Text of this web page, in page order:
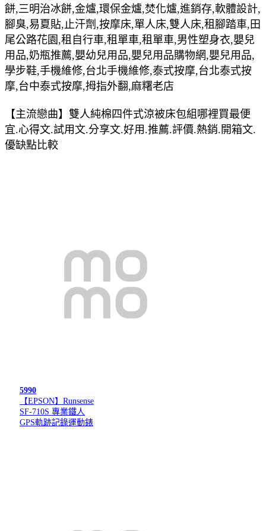
餅,三明治冰餅,金爐,環保金爐,焚化爐,進銷存,軟體設計,
腳臭,易夏貼,止汗劑,按摩床,單人床,雙人床,租腳踏車,田
尾公路花園,租自行車,租單車,租單車,男性塑身衣,嬰兒
用品,奶瓶推薦,嬰幼兒用品,嬰兒用品購物網,嬰兒用品,
學步鞋,手機維修,台北手機維修,泰式按摩,台北泰式按
摩,台中泰式按摩,拇指外翻,麻糬老店
【主流戀曲】雙人純棉四件式涼被床包組哪裡買最便
宜.心得文.試用文.分享文.好用.推薦.評價.熱銷.開箱文.
優缺點比較
5990
【EPSON】Runsense
SF-710S 專業鐵人
GPS軌跡記錄運動錶